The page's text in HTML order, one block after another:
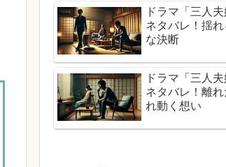
ドラマ「三人
ネタバレ！揺
な決断
ドラマ「三人
ネタバレ！離
れ動く想い